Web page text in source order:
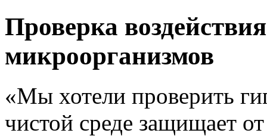
Проверка
микроорганизмов
«Мы хотели проверить
чистой среде защищает